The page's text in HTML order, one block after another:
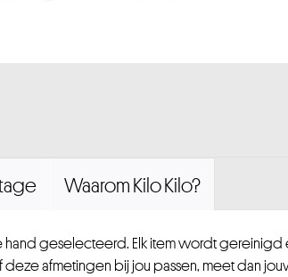
Waarom Kilo Kilo?
geselecteerd. Elk item wordt gereinigd
deze afmetingen bij jou passen, meet dan